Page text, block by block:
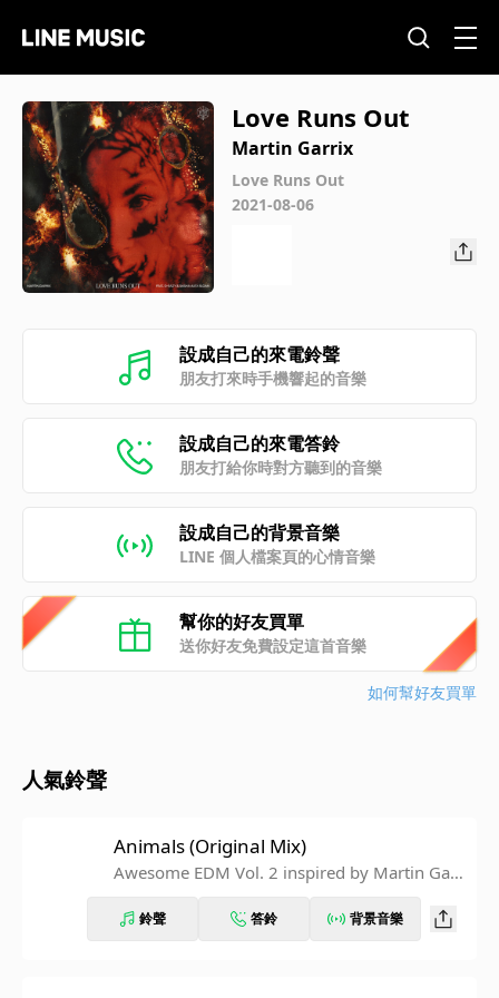
Love Runs Out
Martin Garrix
Love Runs Out
2021-08-06
設成自己的來電鈴聲
朋友打來時手機響起的音樂
設成自己的來電答鈴
朋友打給你時對方聽到的音樂
設成自己的背景音樂
LINE 個人檔案頁的心情音樂
幫你的好友買單
送你好友免費設定這首音樂
如何幫好友買單
人氣鈴聲
Animals (Original Mix)
Awesome EDM Vol. 2 inspired by Martin Garr
鈴聲 答鈴 背景音樂